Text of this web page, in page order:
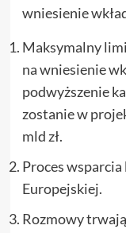
wniesienie
Maksymalny
na wniesienie
podwyższenie
zostanie w
mld zł.
Proces
Europejskiej.
Rozmowy